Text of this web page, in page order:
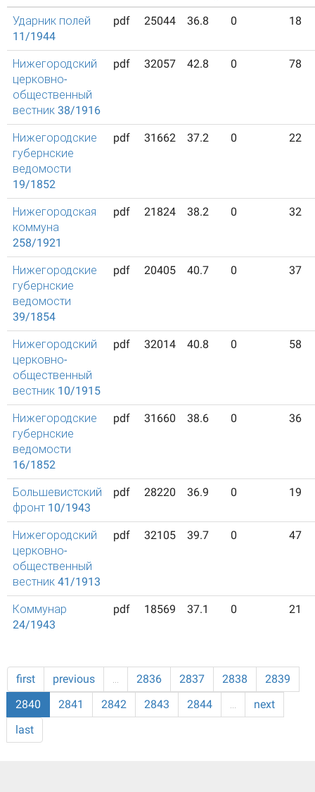
Ударник полей
11/1944
pdf 25044 36.8 0 18
Нижегородский
церковно-
общественный
вестник 38/1916
pdf 32057 42.8 0 78
Нижегородские
губернские
ведомости
19/1852
pdf 31662 37.2 0 22
Нижегородская
коммуна
258/1921
pdf 21824 38.2 0 32
Нижегородские
губернские
ведомости
39/1854
pdf 20405 40.7 0 37
Нижегородский
церковно-
общественный
вестник 10/1915
pdf 32014 40.8 0 58
Нижегородские
губернские
ведомости
16/1852
pdf 31660 38.6 0 36
Большевистский
фронт 10/1943
pdf 28220 36.9 0 19
Нижегородский
церковно-
общественный
вестник 41/1913
pdf 32105 39.7 0 47
Коммунар
24/1943
pdf 18569 37.1 0 21
first previous … 2836 2837 2838
2839
2840
2841 2842 2843 2844 …
next
last